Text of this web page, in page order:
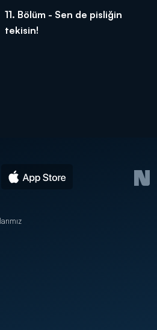
11. Bölüm - Sen de pisliğin
tekisin!